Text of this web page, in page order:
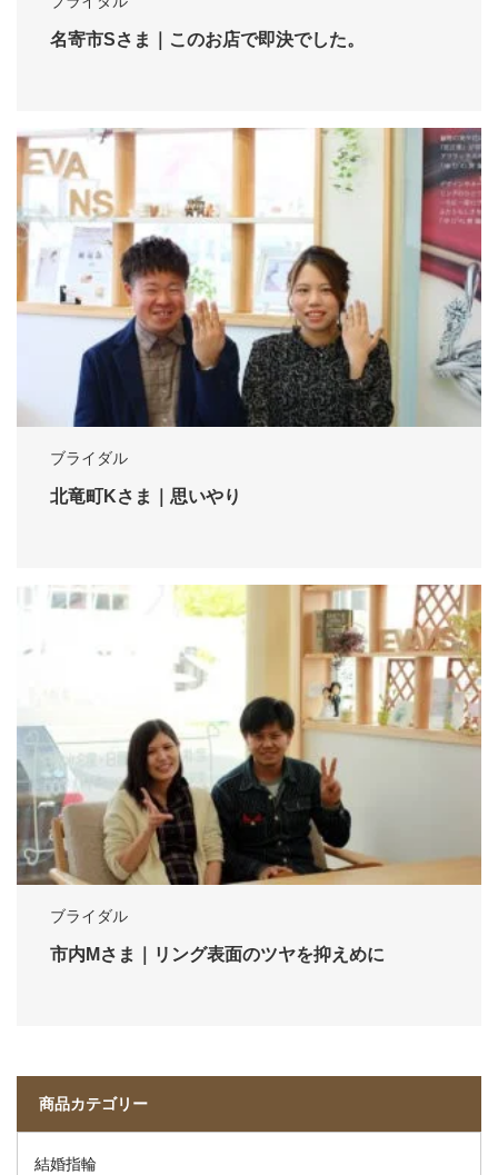
名寄市Sさま｜このお店で即決でした。
ブライダル
北竜町Kさま｜思いやり
ブライダル
市内Mさま｜リング表面のツヤを抑えめに
商品カテゴリー
結婚指輪